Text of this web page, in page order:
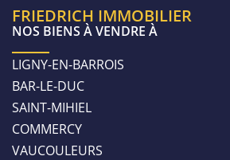
FRIEDRICH IMMOBILIER
NOS BIENS À VENDRE À
LIGNY-EN-BARROIS
BAR-LE-DUC
SAINT-MIHIEL
COMMERCY
VAUCOULEURS